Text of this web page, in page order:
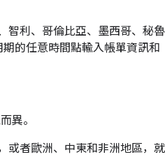
智利、哥倫比亞、墨西哥、秘魯
的任意時間點輸入帳單資訊和
異。
或者歐洲、中東和非洲地區，就